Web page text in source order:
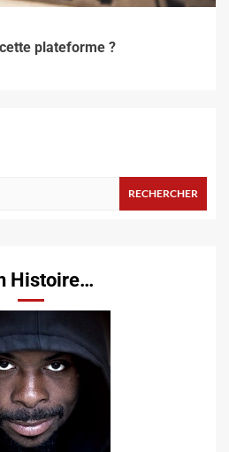
plateforme ?
RECHERCHER
Histoire…